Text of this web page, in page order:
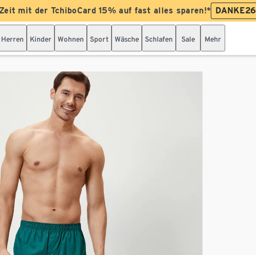
mit der TchiboCard 15% auf fast alles sparen!* DANKE26
Herren Kinder Wohnen Sport Wäsche Schlafen Sale Mehr